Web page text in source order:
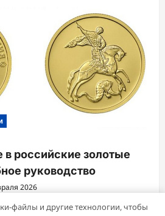
в российские золотые
руководство
2026
файлы и другие технологии, чтобы